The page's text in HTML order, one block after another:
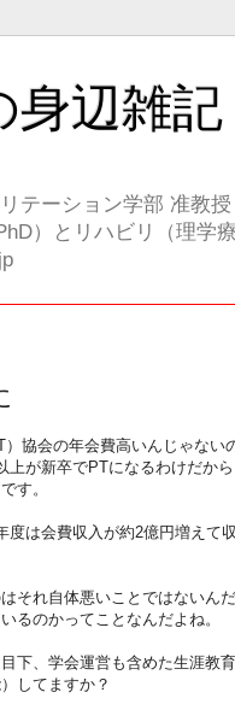
身辺雑記
テーション学部 准教
）とリハビリ（理学
協会の年会費高いんじゃない
上が新卒でPTになるわけだか
す。
度は会費収入が約2億円増えて
それ自体悪いことではないん
るのかってことなんだよね。
下、学会運営も含めた生涯教
してますか？